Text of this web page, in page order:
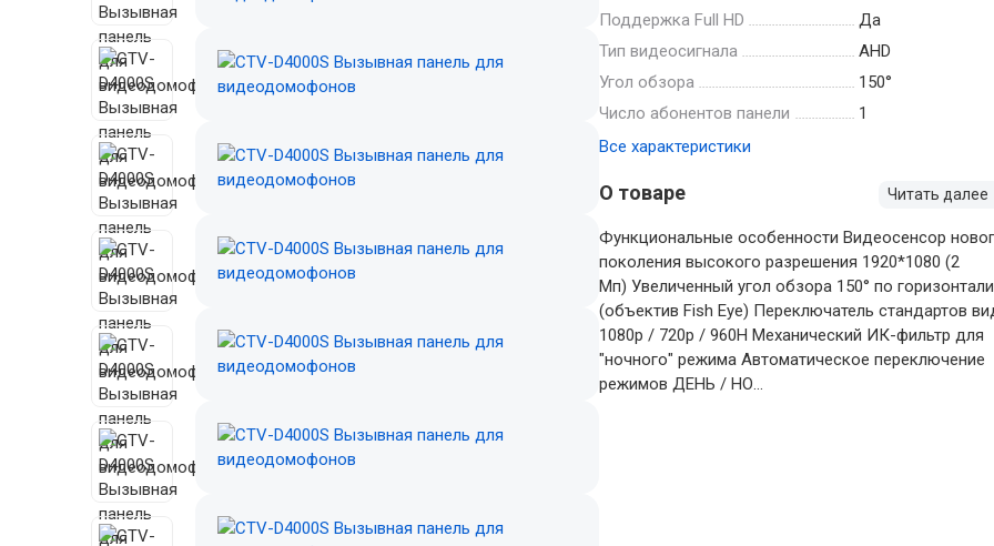
Поддержка Full HD
Да
Тип видеосигнала
AHD
Угол обзора
150°
Число абонентов панели
1
Все характеристики
О товаре Читать далее
Функциональные особенности Видеосенсор
поколения высокого разрешения 1920*1080 (2
Мп) Увеличенный угол обзора 150° по горизонтали
(объектив Fish Eye) Переключатель стандартов
1080p / 720p / 960H Механический ИК-фильтр для
"ночного" режима Автоматическое переключение
режимов ДЕНЬ / НО...